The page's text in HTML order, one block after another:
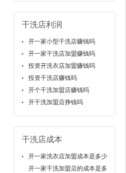
干洗店利润
开一家小型干洗店赚钱吗
开一家干洗店加盟赚钱吗
投资开洗衣店加盟赚钱吗
投资干洗店赚钱吗
开个干洗加盟店赚钱吗
开干洗加盟店挣钱吗
干洗店成本
开一家洗衣店加盟成本是多少
开一家干洗加盟店的成本是多